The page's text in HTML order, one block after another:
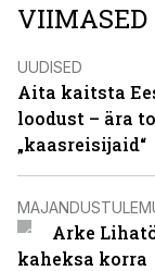
VIIMASED
UUDISED
Aita kaitsta
loodust – ära
„kaasreisijaid“
Arke
kaheksa korra